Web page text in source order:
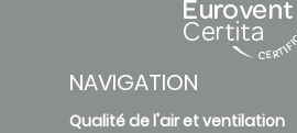
NAVIGATION
Qualité de l'air et ventilation